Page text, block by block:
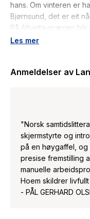
hans. Om vinteren er
Bjørnsund, det er eit
På Alberta-prærien blir
større område for å
Gjertine kjem til eit
romanen i den store
slekta hans. Med
historia om dei
Atlanteren for å
arbeidande
framgang og betre
Les mer
Anmeldelser av
"Norsk
skjermstyrte og
på en høygaffel, og
presise fremstilling
manuelle
Hoem skildrer
- PÅL GERHARD